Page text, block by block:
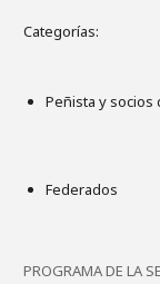
Categorías:
Peñista y socios
Federados
PROGRAMA DE LA